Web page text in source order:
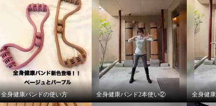
全身健康バンドの使い方 全身健康バンド2本使い② 全身健